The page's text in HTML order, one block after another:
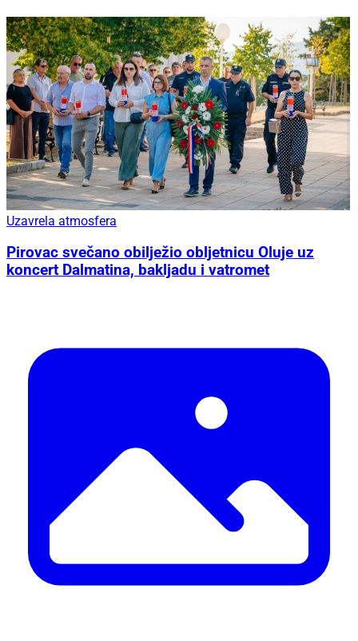
Uzavrela atmosfera
Pirovac svečano obilježio obljetnicu Oluje uz
koncert Dalmatina, bakljadu i vatromet